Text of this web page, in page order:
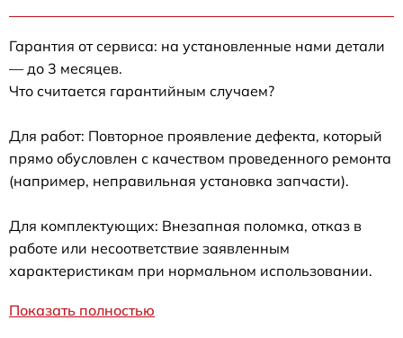
Гарантия от сервиса: на установленные нами детали
— до 3 месяцев.
Что считается гарантийным случаем?
Для работ: Повторное проявление дефекта, который
прямо обусловлен с качеством проведенного ремонта
(например, неправильная установка запчасти).
Для комплектующих: Внезапная поломка, отказ в
работе или несоответствие заявленным
характеристикам при нормальном использовании.
Показать полностью